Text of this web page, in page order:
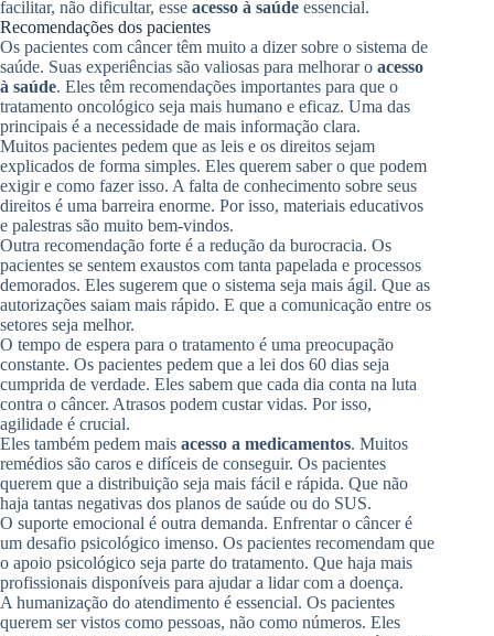
facilitar, não dificultar, esse acesso à saúde essencial.
Recomendações dos pacientes
Os pacientes com câncer têm muito a dizer sobre o sistema de
saúde. Suas experiências são valiosas para melhorar o acesso
à saúde. Eles têm recomendações importantes para que o
tratamento oncológico seja mais humano e eficaz. Uma das
principais é a necessidade de mais informação clara.
Muitos pacientes pedem que as leis e os direitos sejam
explicados de forma simples. Eles querem saber o que podem
exigir e como fazer isso. A falta de conhecimento sobre seus
direitos é uma barreira enorme. Por isso, materiais educativos
e palestras são muito bem-vindos.
Outra recomendação forte é a redução da burocracia. Os
pacientes se sentem exaustos com tanta papelada e processos
demorados. Eles sugerem que o sistema seja mais ágil. Que as
autorizações saiam mais rápido. E que a comunicação entre os
setores seja melhor.
O tempo de espera para o tratamento é uma preocupação
constante. Os pacientes pedem que a lei dos 60 dias seja
cumprida de verdade. Eles sabem que cada dia conta na luta
contra o câncer. Atrasos podem custar vidas. Por isso,
agilidade é crucial.
Eles também pedem mais acesso a medicamentos. Muitos
remédios são caros e difíceis de conseguir. Os pacientes
querem que a distribuição seja mais fácil e rápida. Que não
haja tantas negativas dos planos de saúde ou do SUS.
O suporte emocional é outra demanda. Enfrentar o câncer é
um desafio psicológico imenso. Os pacientes recomendam que
o apoio psicológico seja parte do tratamento. Que haja mais
profissionais disponíveis para ajudar a lidar com a doença.
A humanização do atendimento é essencial. Os pacientes
querem ser vistos como pessoas, não como números. Eles